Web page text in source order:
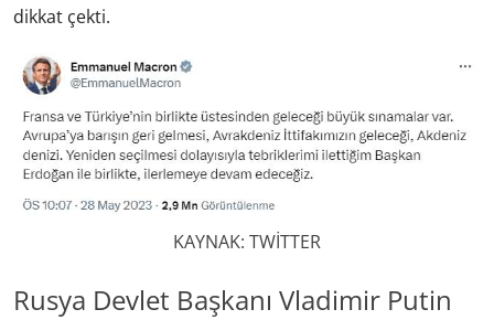
dikkat çekti.
KAYNAK: TWİTTER
Rusya Devlet Başkanı Vladimir Putin